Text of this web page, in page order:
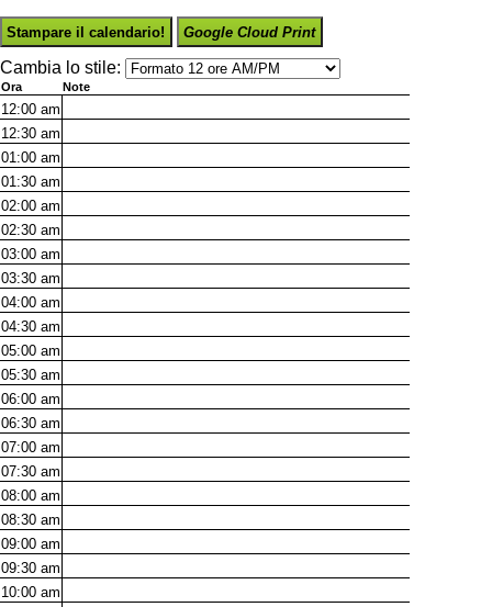
Stampare il calendario! Google Cloud Print
Cambia lo stile:
Ora Note
12:00 am
12:30 am
01:00 am
01:30 am
02:00 am
02:30 am
03:00 am
03:30 am
04:00 am
04:30 am
05:00 am
05:30 am
06:00 am
06:30 am
07:00 am
07:30 am
08:00 am
08:30 am
09:00 am
09:30 am
10:00 am